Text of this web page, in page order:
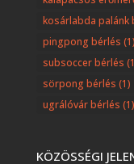
kosárlabda palánk
pingpong bérlés (1)
subsoccer bérlés
sörpong bérlés (1)
ugrálóvár bérlés (1)
KÖZÖSSÉGI